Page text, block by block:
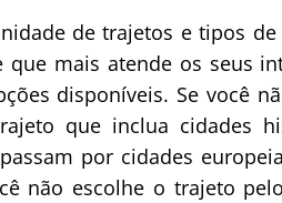
de trajetos e tipos
que mais atende os seus
disponíveis. Se você
que inclua cidades
por cidades
não escolhe o trajeto